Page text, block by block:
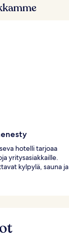
hotelli tarjoaa
yritysasiakkaille.
kylpylä, sauna ja